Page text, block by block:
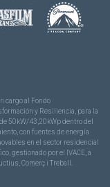
cargo al Fondo
y Resiliencia, para la
50kW/43,20kWp dentro del
con fuentes de energía
en el sector residencial
gestionado por el IVACE, a
Comerç i Treball.